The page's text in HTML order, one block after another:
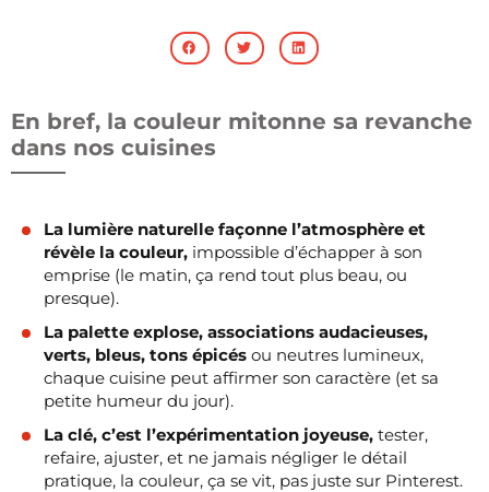
En bref, la couleur mitonne sa revanche
dans nos cuisines
La lumière naturelle façonne l’atmosphère et
révèle la couleur, impossible d’échapper à son
emprise (le matin, ça rend tout plus beau, ou
presque).
La palette explose, associations audacieuses,
verts, bleus, tons épicés ou neutres lumineux,
chaque cuisine peut affirmer son caractère (et sa
petite humeur du jour).
La clé, c’est l’expérimentation joyeuse, tester,
refaire, ajuster, et ne jamais négliger le détail
pratique, la couleur, ça se vit, pas juste sur Pinterest.